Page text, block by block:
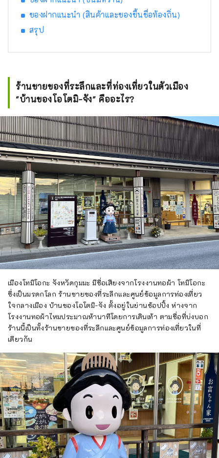
ของฝากแนะนำ (สินค้าและของขึ้นชื่อท้องถิ่น)
สรุป
ร้านขายของที่ระลึกและที่ท่องเที่ยวในตัวเมือง
"บ้านของโอโตมิ-จัง" คืออะไร?
เมืองโทมิโอกะ จังหวัดกุมมะ มีชื่อเสียงจากโรงงานทอผ้า โทมิโอกะ
ซึ่งเป็นมรดกโลก ร้านขายของที่ระลึกและศูนย์ข้อมูลการท่องเที่ยว
ใจกลางเมือง บ้านของโอโตมิ-จัง ตั้งอยู่ในย่านช้อปปิ้ง ห่างจาก
โรงงานทอผ้าไหมประมาณห้านาทีโดยการเดินเท้า ตามชื่อที่บ่งบอก
ร้านนี้เป็นทั้งร้านขายของที่ระลึกและศูนย์ข้อมูลการท่องเที่ยวในที่
เดียวกัน